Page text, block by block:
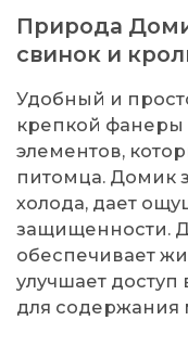
Природа
свинок и
Удобный и
крепкой фанеры
элементов,
питомца. Домик
холода, дает
защищенности.
обеспечивает
улучшает
для содержания